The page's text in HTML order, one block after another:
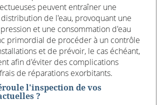
peuvent entraîner une
de l'eau, provoquant une
et une consommation d'eau
primordial de procéder à un contrôle
et de prévoir, le cas échéant,
afin d'éviter des complications
de réparations exorbitants.
l'inspection de vos
?